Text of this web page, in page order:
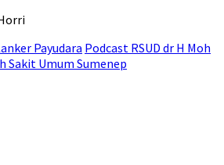
Payudara Podcast RSUD dr H Moh
Sakit Umum Sumenep